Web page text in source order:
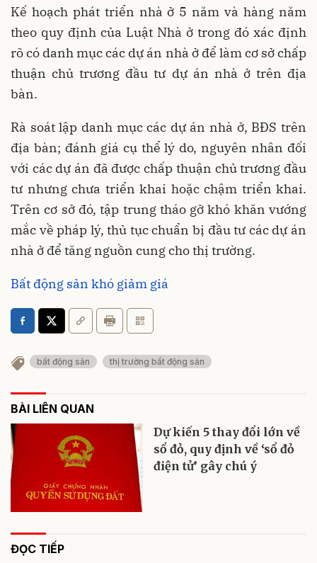
Kế hoạch phát triển nhà ở 5 năm và hàng năm
theo quy định của Luật Nhà ở trong đó xác định
rõ có danh mục các dự án nhà ở để làm cơ sở chấp
thuận chủ trương đầu tư dự án nhà ở trên địa
bàn.
Rà soát lập danh mục các dự án nhà ở, BĐS trên
địa bàn; đánh giá cụ thể lý do, nguyên nhân đối
với các dự án đã được chấp thuận chủ trương đầu
tư nhưng chưa triển khai hoặc chậm triển khai.
Trên cơ sở đó, tập trung tháo gỡ khó khăn vướng
mắc về pháp lý, thủ tục chuẩn bị đầu tư các dự án
nhà ở để tăng nguồn cung cho thị trường.
Bất động sản khó giảm giá
bất động sản thị trường bất động sản
BÀI LIÊN QUAN
Dự kiến 5 thay đổi lớn về
sổ đỏ, quy định về ‘sổ đỏ
điện tử’ gây chú ý
ĐỌC TIẾP